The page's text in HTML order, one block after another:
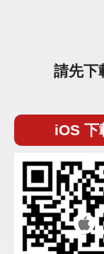
請先下
iOS 下